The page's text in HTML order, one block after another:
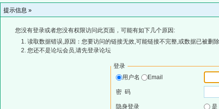
提示信息 »
您没有登录或者您没有权限访问此页面，可能有如下几个原因:
读取数据错误,原因：您要访问的链接无效,可能链接不完整,或数据已被删
您还不是论坛会员,请先登录论坛
登录
用户名
Email
密 码
隐身登录